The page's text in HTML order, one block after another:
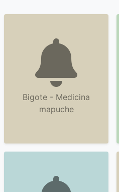
Bigote - Medicina
mapuche